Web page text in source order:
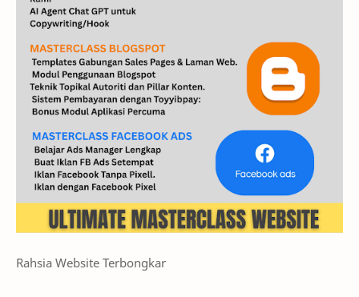
Rahsia Website Terbongkar